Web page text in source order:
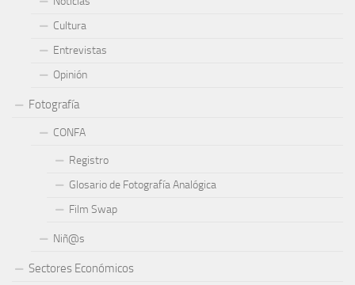
Cultura
Entrevistas
Opinión
Fotografía
CONFA
Registro
Glosario de Fotografía Analógica
Film Swap
Niñ@s
Sectores Económicos